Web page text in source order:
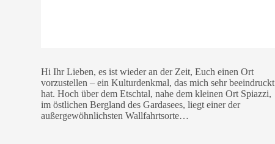
Hi Ihr Lieben, es ist wieder an der Zeit, Euch einen Ort
vorzustellen – ein Kulturdenkmal, das mich sehr beeindruckt
hat. Hoch über dem Etschtal, nahe dem kleinen Ort Spiazzi,
im östlichen Bergland des Gardasees, liegt einer der
außergewöhnlichsten Wallfahrtsorte…